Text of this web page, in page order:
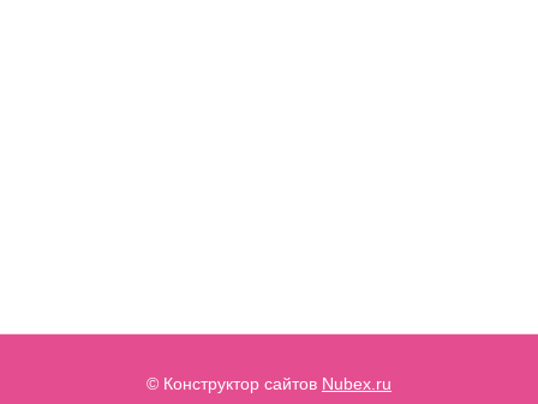
© Конструктор сайтов Nubex.ru